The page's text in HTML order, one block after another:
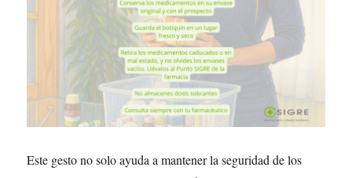
Este gesto no solo ayuda a mantener la seguridad de los